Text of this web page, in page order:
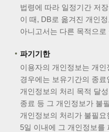
법령에 따라 일정기간 저
이 때, DB로 옮겨진 개인
아니고서는 다른 목적으
파기기한
이용자의 개인정보는 개
경우에는 보유기간의 종
개인정보의 처리 목적 달
종료 등 그 개인정보가 불
개인정보의 처리가 불필
5일 이내에 그 개인정보를